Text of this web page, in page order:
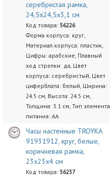
серебристая рамка,
24,5х24,5х3,1 см
Код товара: 56226
Форма корпуса: круг,
Материал корпуса: пластик,
Цифры: арабские, Плавный
ход стрелки: да, Цвет
корпуса: серебристый, Цвет
циферблата: белый, Ширина:
24.5 см, Высота: 24.5 см,
Толщина: 3.1 см, Тип элемента
питания: AA
Часы настенные TROYKA
91931912, круг, белые,
коричневая рамка,
23х23х4 см
Код товара: 56237